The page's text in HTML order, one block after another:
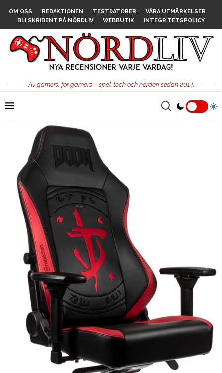
OM OSS REDAKTIONEN TESTDATORER
VÅRA UTMÄRKELSER
BLI SKRIBENT PÅ NÖRDLIV
WEBBUTIK INTEGRITETSPOLICY
Av gamers, för gamers – spel, tech och nörderi sedan 2014.